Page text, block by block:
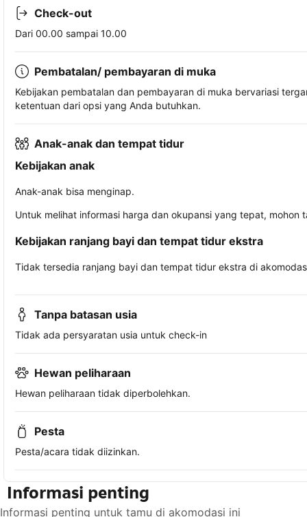
Check-out
Dari 00.00 sampai 10.00
Pembatalan/ pembayaran di muka
Kebijakan pembatalan dan pembayaran di muka bervariasi
ketentuan dari opsi yang Anda butuhkan.
Anak-anak dan tempat tidur
Kebijakan anak
Anak-anak bisa menginap.
Untuk melihat informasi harga dan okupansi yang tepat,
Kebijakan ranjang bayi dan tempat tidur ekstra
Tidak tersedia ranjang bayi dan tempat tidur ekstra di
Tanpa batasan usia
Tidak ada persyaratan usia untuk check-in
Hewan peliharaan
Hewan peliharaan tidak diperbolehkan.
Pesta
Pesta/acara tidak diizinkan.
Informasi penting
Informasi penting untuk tamu di akomodasi ini